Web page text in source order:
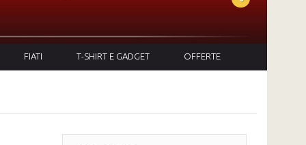
FIATI T-SHIRT E GADGET OFFERTE